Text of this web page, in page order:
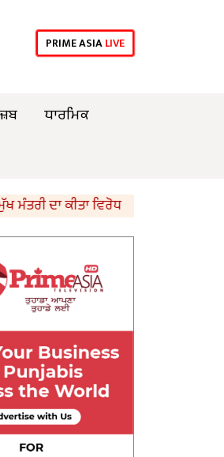
PRIME ASIALIVE
ਧਾਰਮਿਕ
ਦਾ ਕੀਤਾ ਵਿਰੋਧ